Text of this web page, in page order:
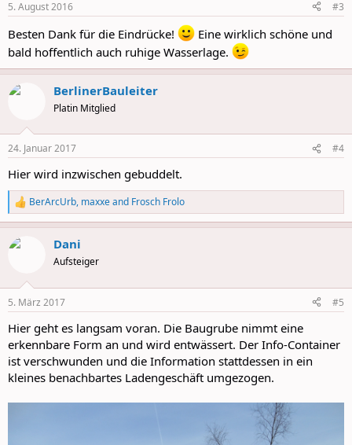
s
5. August 2016 #3
Besten Dank für die Eindrücke!
Eine wirklich schöne und
bald hoffentlich auch ruhige Wasserlage.
BerlinerBauleiter
Platin Mitglied
24. Januar 2017 #4
Hier wird inzwischen gebuddelt.
R
e
a
c
s
BerArcUrb, maxxeand Frosch Frolo
Dani
Aufsteiger
5. März 2017 #5
Hier geht es langsam voran. Die Baugrube nimmt eine
erkennbare Form an und wird entwässert. Der Info-Container
ist verschwunden und die Information stattdessen in ein
kleines benachbartes Ladengeschäft umgezogen.